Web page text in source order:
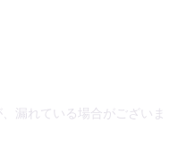
漏れている場合がございま